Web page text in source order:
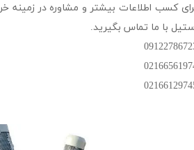
کسب اطلاعات بیشتر و مشاوره در زمینه
با ما تماس بگیرید.